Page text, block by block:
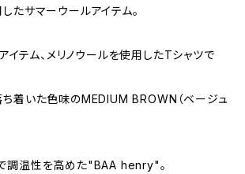
たサマーウールアイテム。
テム、メリノウールを使用したTシャツで
ち着いた色味のMEDIUM BROWN（ベージュ
調温性を高めた"BAA henry"。